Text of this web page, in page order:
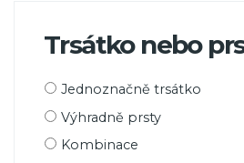
Trsátko nebo
Možnosti
Jednoznačně trsátko
Výhradně prsty
Kombinace